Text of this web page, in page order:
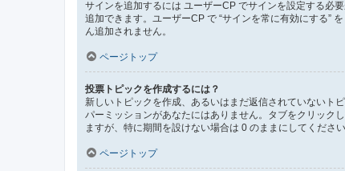
サインを追加するには ユーザーCP でサインを設定する必
追加できます。ユーザーCP で “サインを常に有効にする”
ん追加されません。
ページトップ
投票トピックを作成するには？
新しいトピックを作成、あるいはまだ返信されていないト
パーミッションがあなたにはありません。タブをクリック
ますが、特に期間を設けない場合は 0 のままにしてくださ
ページトップ